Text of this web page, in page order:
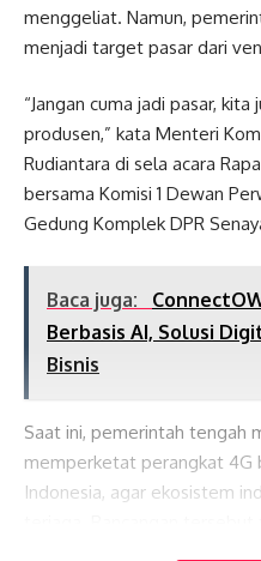
menggeliat. Namun,
menjadi target pasar dari
“Jangan cuma jadi pasar,
produsen,” kata Menteri
Rudiantara di sela acara
bersama Komisi 1 Dewan
Gedung Komplek DPR
Baca juga:
Berbasis AI, Solusi
Bisnis
Saat ini, pemerintah tengah
memperketat perangkat 4G
Indonesia, agar ekosistem